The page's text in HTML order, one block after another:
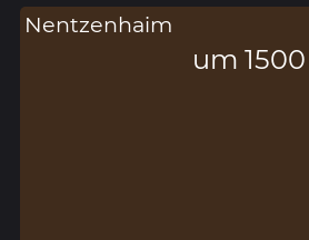
Nentzenhaim
um 1500